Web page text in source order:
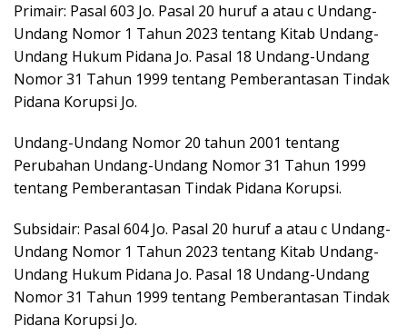
Primair: Pasal 603 Jo. Pasal 20 huruf a atau c Undang-
Undang Nomor 1 Tahun 2023 tentang Kitab Undang-
Undang Hukum Pidana Jo. Pasal 18 Undang-Undang
Nomor 31 Tahun 1999 tentang Pemberantasan Tindak
Pidana Korupsi Jo.
Undang-Undang Nomor 20 tahun 2001 tentang
Perubahan Undang-Undang Nomor 31 Tahun 1999
tentang Pemberantasan Tindak Pidana Korupsi.
Subsidair: Pasal 604 Jo. Pasal 20 huruf a atau c Undang-
Undang Nomor 1 Tahun 2023 tentang Kitab Undang-
Undang Hukum Pidana Jo. Pasal 18 Undang-Undang
Nomor 31 Tahun 1999 tentang Pemberantasan Tindak
Pidana Korupsi Jo.